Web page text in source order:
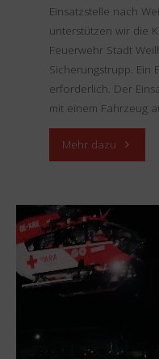
Einsatzstelle nach
unterstützen wir die
Feuerwehr Stadt
Sicherungstrupp. Ein
erforderlich. Der
mit einem Fahrzeug
Mehr dazu "Einsatz
–
B3"